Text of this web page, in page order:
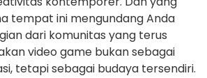
tempat ini mengundang Anda
dari komunitas yang terus
video game bukan sebagai
tetapi sebagai budaya tersendiri.